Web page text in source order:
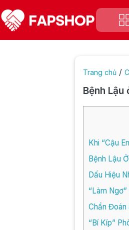
Trang chủ /
Bệnh Lậu
Khi “Cậu
Bệnh Lậu
Dấu Hiệu
“Làm
Chẩn Đoán
“Bí Kíp”